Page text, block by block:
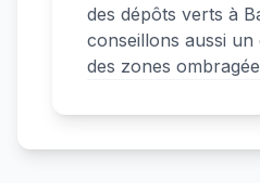
des dépôts verts à
conseillons aussi
des zones